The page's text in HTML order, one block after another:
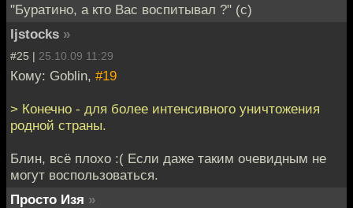
"Буратино, а кто Вас воспитывал ?" (с)
ljstocks »
#25 | 25.10.09 11:29
Кому: Goblin, #19
> Конечно - для более интенсивного уничтожения
родной страны.
Блин, всё плохо :( Если даже таким очевидным не
могут воспользоваться.
Просто Изя »